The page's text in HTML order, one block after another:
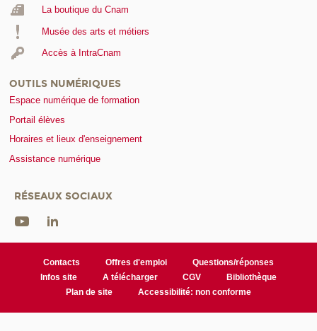
La boutique du Cnam
Musée des arts et métiers
Accès à IntraCnam
OUTILS NUMÉRIQUES
Espace numérique de formation
Portail élèves
Horaires et lieux d'enseignement
Assistance numérique
RÉSEAUX SOCIAUX
Contacts Offres d'emploi
Questions/réponses
Infos site
A télécharger CGV
Bibliothèque
Plan de site
Accessibilité: non conforme